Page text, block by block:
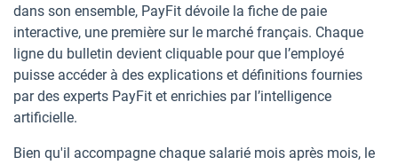
dans son ensemble, PayFit dévoile la fiche de paie
interactive, une première sur le marché français. Chaque
ligne du bulletin devient cliquable pour que l’employé
puisse accéder à des explications et définitions fournies
par des experts PayFit et enrichies par l’intelligence
artificielle.
Bien qu'il accompagne chaque salarié mois après mois, le